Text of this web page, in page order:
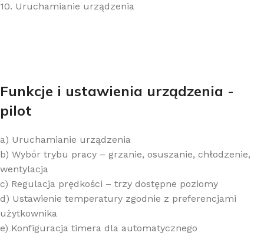
10. Uruchamianie urządzenia
Funkcje i ustawienia urządzenia -
pilot
a) Uruchamianie urządzenia
b) Wybór trybu pracy – grzanie, osuszanie, chłodzenie,
wentylacja
c) Regulacja prędkości – trzy dostępne poziomy
d) Ustawienie temperatury zgodnie z preferencjami
użytkownika
e) Konfiguracja timera dla automatycznego